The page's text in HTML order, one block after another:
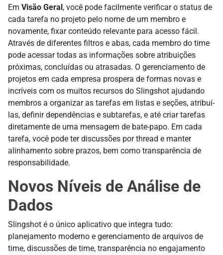
Em Visão Geral , você pode facilmente verificar o status de
cada tarefa no projeto pelo nome de um membro e
novamente, fixar conteúdo relevante para acesso fácil.
Através de diferentes filtros e abas, cada membro do time
pode acessar todas as informações sobre atribuições
próximas, concluídas ou atrasadas. O gerenciamento de
projetos em cada empresa prospera de formas novas e
incríveis com os muitos recursos do Slingshot ajudando
membros a organizar as tarefas em listas e seções, atribuí-
las, definir dependências e subtarefas, e até criar tarefas
diretamente de uma mensagem de bate-papo. Em cada
tarefa, você pode ter discussões por thread e manter
alinhamento sobre prazos, bem como transparência de
responsabilidade.
Novos Níveis de Análise de
Dados
Slingshot é o único aplicativo que integra tudo:
planejamento moderno e gerenciamento de arquivos de
time, discussões de time, transparência no engajamento